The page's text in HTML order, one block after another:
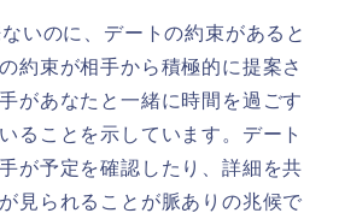
いのに、デートの約束があると
約束が相手から積極的に提案さ
があなたと一緒に時間を過ごす
ることを示しています。デート
が予定を確認したり、詳細を共
見られることが脈ありの兆候で